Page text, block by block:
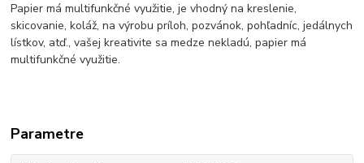
Papier má multifunkčné využitie, je vhodný na kreslenie,
skicovanie, koláž, na výrobu príloh, pozvánok, pohľadníc, jedálnych
lístkov, atď., vašej kreativite sa medze nekladú, papier má
multifunkčné využitie.
Parametre